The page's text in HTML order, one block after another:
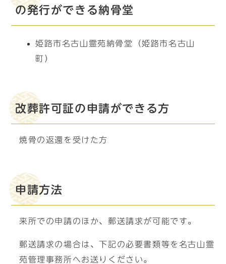
の発行ができる納骨堂
姫路市名古山霊苑納骨堂（姫路市名古山
町）
改葬許可証の申請ができる方
焼骨の返還を受けた方
申請方法
来所での申請のほか、郵送請求が可能です。
郵送請求の場合は、下記の必要書類等を名古山霊
苑管理事務所へお送りください。